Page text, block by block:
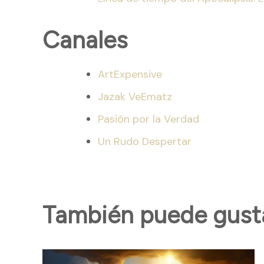
Canales
ArtExpensive
Jazak VeEmatz
Pasión por la Verdad
Un Rudo Despertar
También puede